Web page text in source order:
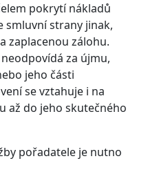
pokrytí nákladů
smluvní strany jinak,
zaplacenou zálohu.
za újmu,
jeho části
se vztahuje i na
až do jeho skutečného
pořadatele je nutno